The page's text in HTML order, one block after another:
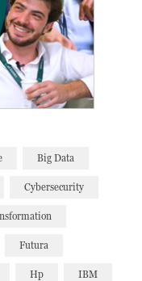
Big Data
Cybersecurity
Futura
Hp IBM